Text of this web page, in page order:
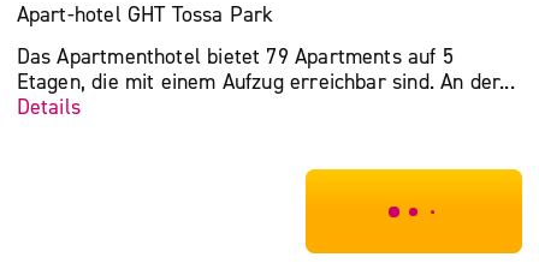
Apart-hotel GHT Tossa Park
Das Apartmenthotel bietet 79 Apartments auf 5
Etagen, die mit einem Aufzug erreichbar sind. An der...
Details
***************